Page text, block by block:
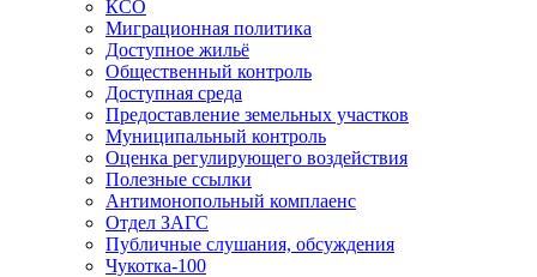
КСО
Миграционная политика
Доступное жильё
Общественный контроль
Доступная среда
Предоставление земельных участков
Муниципальный контроль
Оценка регулирующего воздействия
Полезные ссылки
Антимонопольный комплаенс
Отдел ЗАГС
Публичные слушания, обсуждения
Чукотка-100